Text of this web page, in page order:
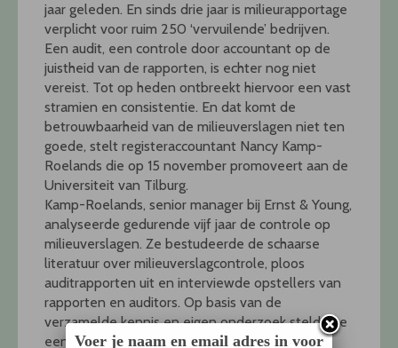
jaar geleden. En sinds drie jaar is milieurapportage
verplicht voor ruim 250 ‘vervuilende’ bedrijven.
Een audit, een controle door accountant op de
juistheid van de rapporten, is echter nog niet
vereist. Tot op heden ontbreekt hiervoor een vast
stramien en consistentie. En dat komt de
betrouwbaarheid van de milieuverslagen niet ten
goede, stelt registeraccountant Nancy Kamp-
Roelands die op 15 november promoveert aan de
Universiteit van Tilburg.
Kamp-Roelands, senior manager bij Ernst & Young,
analyseerde gedurende vijf jaar de controle op
milieuverslagen. Ze bestudeerde de schaarse
literatuur over milieuverslagcontrole, ploos
auditrapporten uit en interviewde opstellers van
rapporten en auditors. Op basis van de
verzamelde kennis en eigen onderzoek stelde ze
een raamwerk op voor de controle van
Voer je naam en email adres in voor